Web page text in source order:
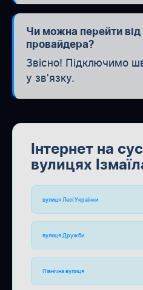
Чи можна перейти від
провайдера?
Звісно! Підключимо
у зв'язку.
Інтернет на
вулицях
вулиця Лесі Українки
вулиця Дружби
Північна вулиця